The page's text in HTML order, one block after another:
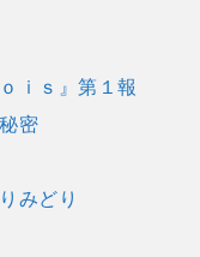
ｉｓ』第１報
密
みどり